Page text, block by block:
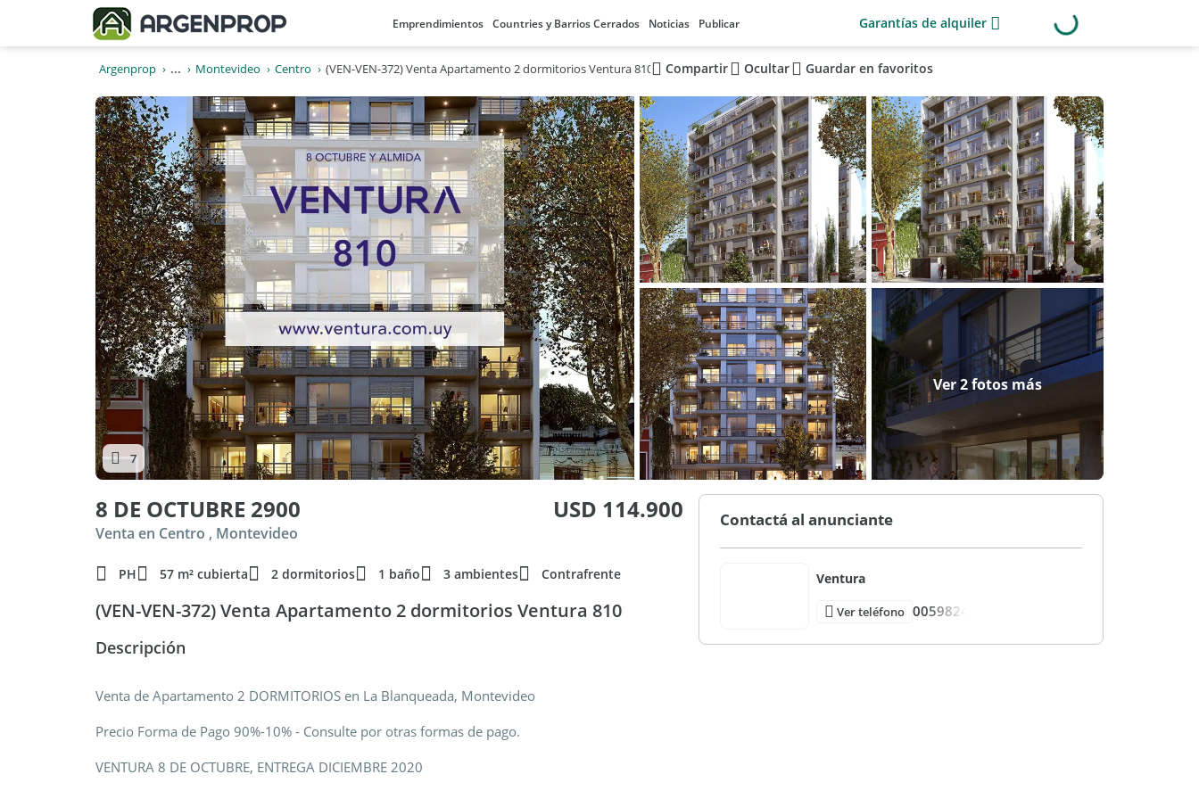
Emprendimientos Countries y Barrios Cerrados Noticias Publicar Garantías de alquiler
Argenprop ... Montevideo Centro (VEN-VEN-372) Venta Apartamento 2 dormitorios Ventura 810 Compartir Ocultar Guardar en favoritos
Ver 2 fotos más
7
8 DE OCTUBRE 2900 USD 114.900
Venta en Centro , Montevideo
PH 57 m² cubierta 2 dormitorios 1 baño 3 ambientes Contrafrente
(VEN-VEN-372) Venta Apartamento 2 dormitorios Ventura 810
Descripción
Venta de Apartamento 2 DORMITORIOS en La Blanqueada, Montevideo
Precio Forma de Pago 90%-10% - Consulte por otras formas de pago.
VENTURA 8 DE OCTUBRE, ENTREGA DICIEMBRE 2020
Contactá al anunciante
Ventura
Ver teléfono 0059824